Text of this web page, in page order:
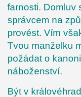
farnosti. Domluv
správcem na
provést. Vím
Tvou manželku
požádat o
náboženství.
Být v